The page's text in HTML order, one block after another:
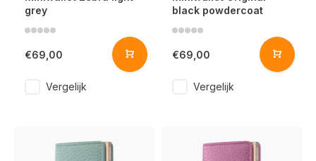
grey
€69,00
Vergelijk
black powdercoat
€69,00
Vergelijk